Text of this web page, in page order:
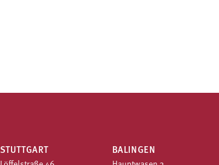
STUTTGART
BALINGEN